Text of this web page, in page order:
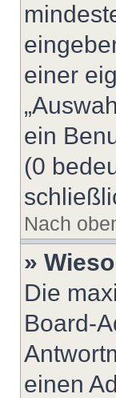
einer
ein
(0
Nach
»
Die
Board-
einen